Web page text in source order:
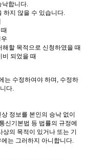
낙합니다.
하지 않을 수 있습니다.
할 목적으로 신청하였을 때
비 되었을 때
는 수정하여야 하며, 수정하
다.
정보를 본인의 승낙 없이
신기본법 등 법률의 규정에
의 목적이 있거나 또는 기
는 그러하지 아니합니다.